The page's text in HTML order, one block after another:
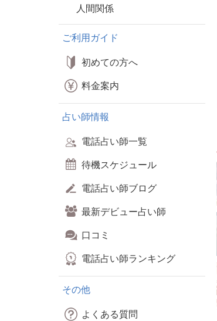
人間関係
ご利用ガイド
初めての方へ
料金案内
占い師情報
電話占い師一覧
待機スケジュール
電話占い師ブログ
最新デビュー占い師
口コミ
電話占い師ランキング
その他
よくある質問